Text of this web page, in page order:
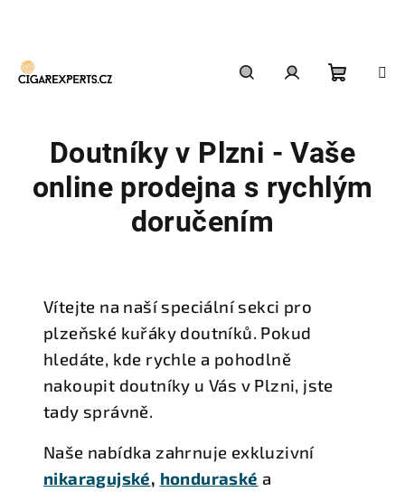
košík
Doutníky v Plzni - Vaše
online prodejna s rychlým
doručením
Vítejte na naší speciální sekci pro
plzeňské kuřáky doutníků. Pokud
hledáte, kde rychle a pohodlně
nakoupit doutníky u Vás v Plzni, jste
tady správně.
Naše nabídka zahrnuje exkluzivní
nikaragujské, honduraské a